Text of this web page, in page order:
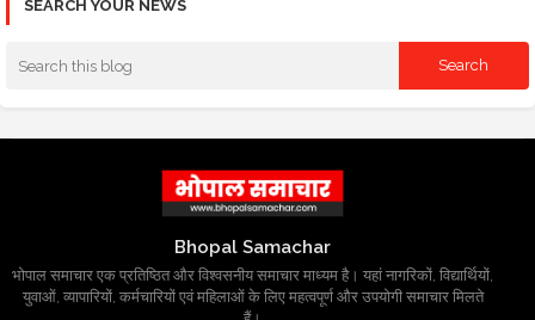
SEARCH YOUR NEWS
Bhopal Samachar
भोपाल समाचार एक प्रतिष्ठित और विश्वसनीय समाचार माध्यम है। यहां नागरिकों, विद्यार्थियों,
युवाओं, व्यापारियों, कर्मचारियों एवं महिलाओं के लिए महत्वपूर्ण और उपयोगी समाचार मिलते